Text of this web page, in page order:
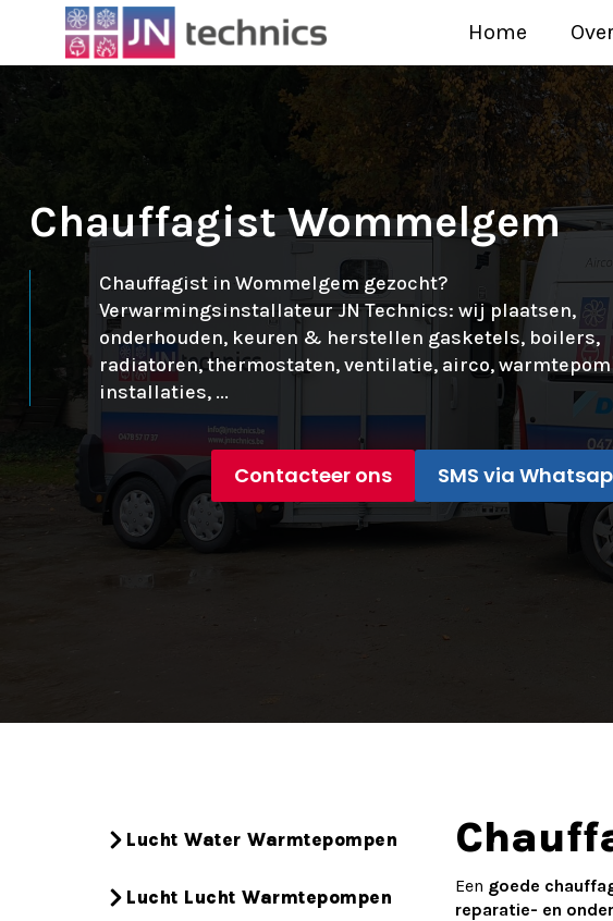
Home
Chauffagist Wommelgem
Chauffagist in Wommelgem gezocht?
Verwarmingsinstallateur JN Technics: wij plaatsen,
onderhouden, keuren & herstellen gasketels, boilers,
radiatoren, thermostaten, ventilatie, airco,
installaties, ...
Contacteer ons SMS via
Lucht Water Warmtepompen
Lucht Lucht Warmtepompen
Een goede
reparatie- en